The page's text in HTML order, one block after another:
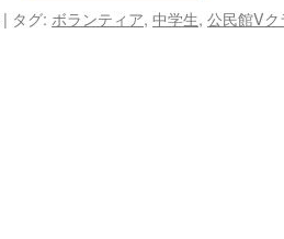
| タグ: ボランティア, 中学生, 公民館Vク